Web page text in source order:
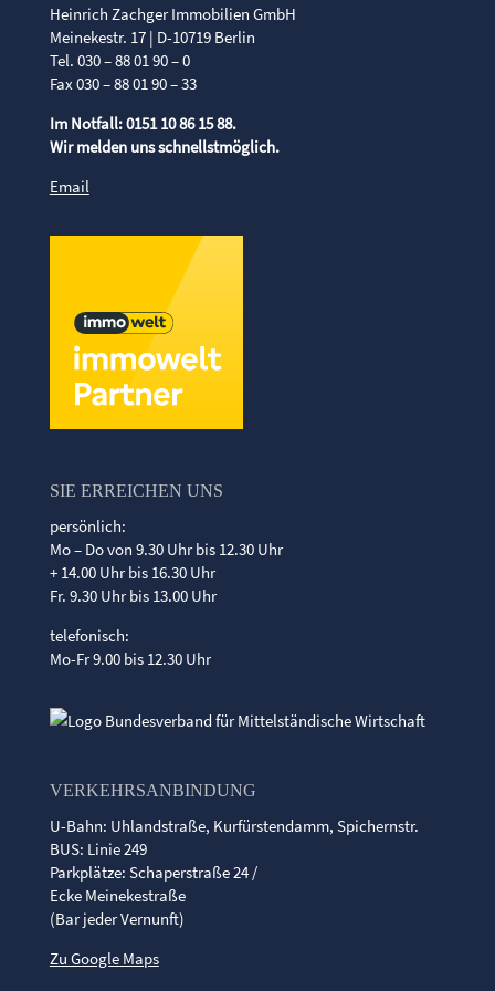
Heinrich Zachger Immobilien GmbH
Meinekestr. 17 | D-10719 Berlin
Tel. 030 – 88 01 90 – 0
Fax 030 – 88 01 90 – 33
Im Notfall: 0151 10 86 15 88.
Wir melden uns schnellstmöglich.
Email
SIE ERREICHEN UNS
persönlich:
Mo – Do von 9.30 Uhr bis 12.30 Uhr
+ 14.00 Uhr bis 16.30 Uhr
Fr. 9.30 Uhr bis 13.00 Uhr
telefonisch:
Mo-Fr 9.00 bis 12.30 Uhr
VERKEHRSANBINDUNG
U-Bahn: Uhlandstraße, Kurfürstendamm, Spichernstr.
BUS: Linie 249
Parkplätze: Schaperstraße 24 /
Ecke Meinekestraße
(Bar jeder Vernunft)
Zu Google Maps